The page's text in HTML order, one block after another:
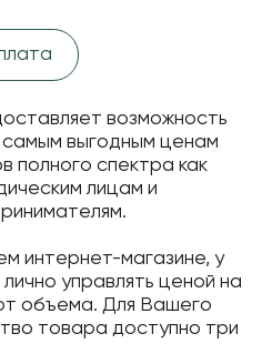
возможность
выгодным ценам
полного спектра как
лицам и
интернет-магазине, у
управлять ценой на
объема. Для Вашего
товара доступно три